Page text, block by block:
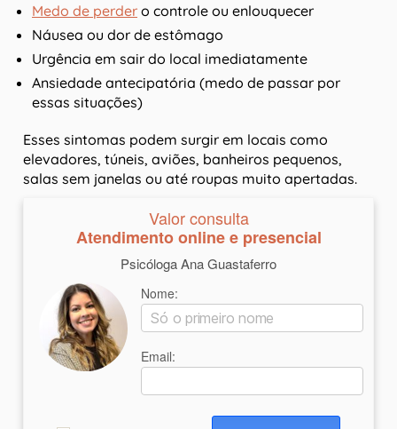
Medo de perder o controle ou enlouquecer
Náusea ou dor de estômago
Urgência em sair do local imediatamente
Ansiedade antecipatória (medo de passar por
essas situações)
Esses sintomas podem surgir em locais como
elevadores, túneis, aviões, banheiros pequenos,
salas sem janelas ou até roupas muito apertadas.
Valor consulta
Atendimento online e presencial
Psicóloga Ana Guastaferro
Nome:
Email: